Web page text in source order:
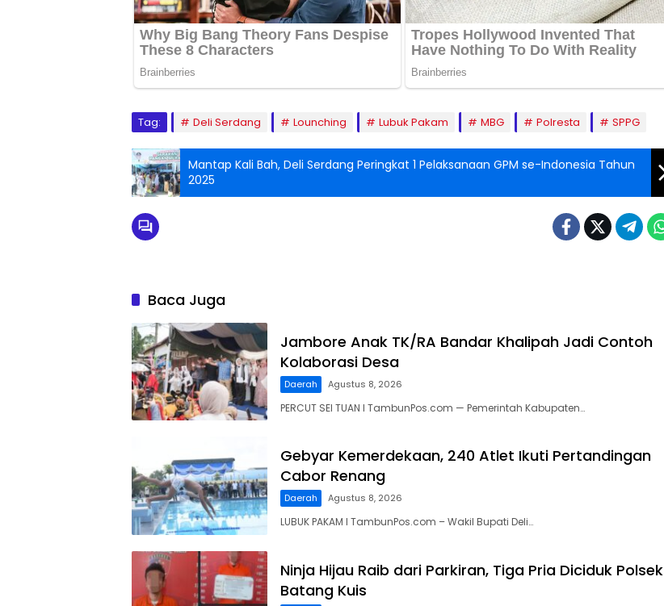
Tag: Deli Serdang Lounching Lubuk Pakam MBG Polresta SPPG
Mantap Kali Bah, Deli Serdang Peringkat 1 Pelaksanaan GPM se-Indonesia Tahun
2025
Baca Juga
Jambore Anak TK/RA Bandar Khalipah Jadi Contoh
Kolaborasi Desa
Daerah Agustus 8, 2026
PERCUT SEI TUAN I TambunPos.com — Pemerintah Kabupaten…
Gebyar Kemerdekaan, 240 Atlet Ikuti Pertandingan
Cabor Renang
Daerah Agustus 8, 2026
LUBUK PAKAM I TambunPos.com – Wakil Bupati Deli…
Ninja Hijau Raib dari Parkiran, Tiga Pria Diciduk Polsek
Batang Kuis